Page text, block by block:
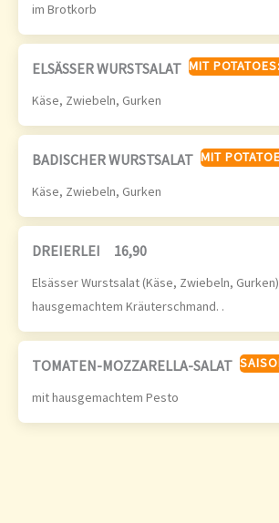
im Brotkorb
ELSÄSSER WURSTSALAT MIT
Käse, Zwiebeln, Gurken
BADISCHER WURSTSALAT MIT
Käse, Zwiebeln, Gurken
DREIERLEI 16,90
Elsässer Wurstsalat (Käse, Zwiebeln,
hausgemachtem Kräuterschmand. .
TOMATEN-MOZZARELLA-SALAT
mit hausgemachtem Pesto